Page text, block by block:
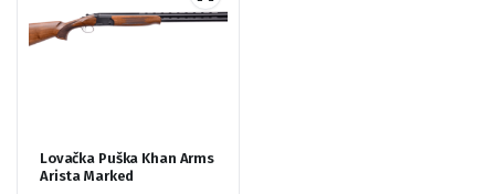
Lovačka Puška Khan Arms
Arista Marked